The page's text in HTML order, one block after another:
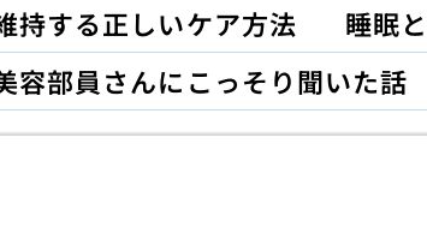
持する正しいケア方法
睡眠
容部員さんにこっそり聞いた話